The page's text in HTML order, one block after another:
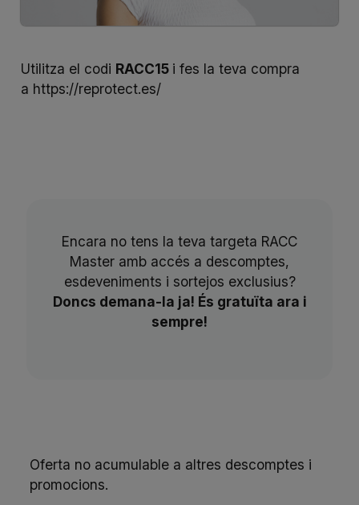
Utilitza el codi RACC15 i fes la teva compra
a https://reprotect.es/
Encara no tens la teva targeta RACC
Master amb accés a descomptes,
esdeveniments i sortejos exclusius?
Doncs demana-la ja! És gratuïta ara i
sempre!
Oferta no acumulable a altres descomptes i
promocions.